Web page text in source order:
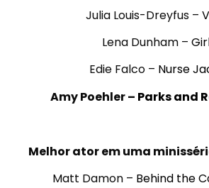
Julia Louis-Dreyfus –
Lena Dunham –
Edie Falco – Nurse
Amy Poehler – Parks and
Melhor ator em uma
Matt Damon – Behind the